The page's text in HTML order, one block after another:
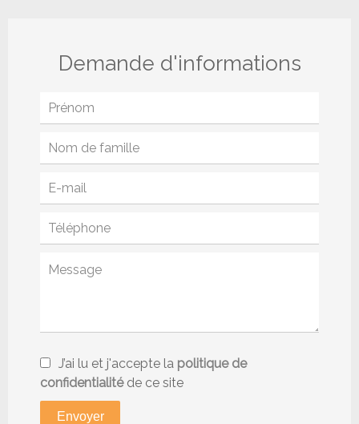
Demande d'informations
J’ai lu et j'accepte la politique de
confidentialitéde ce site
Envoyer